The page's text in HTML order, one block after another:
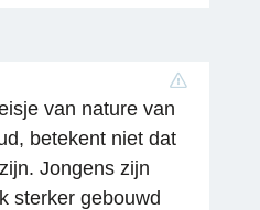
van nature van
betekent niet dat
Jongens zijn
sterker gebouwd